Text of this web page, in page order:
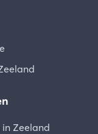
in Zeeland